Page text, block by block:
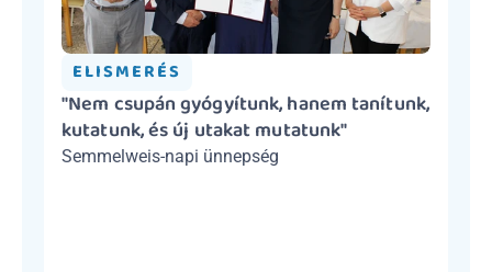
ELISMERÉS
"Nem csupán gyógyítunk, hanem tanítunk,
kutatunk, és új utakat mutatunk"
Semmelweis-napi ünnepség